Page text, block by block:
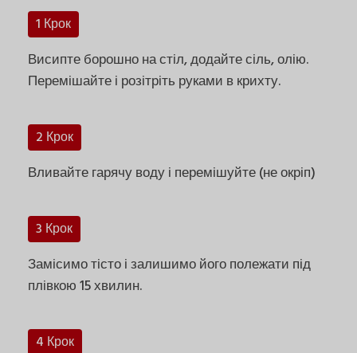
1 Крок
Висипте борошно на стіл, додайте сіль, олію.
Перемішайте і розітріть руками в крихту.
2 Крок
Вливайте гарячу воду і перемішуйте (не окріп)
3 Крок
Замісимо тісто і залишимо його полежати під
плівкою 15 хвилин.
4 Крок